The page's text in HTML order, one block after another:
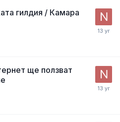
гилдия / Камара
ще ползват